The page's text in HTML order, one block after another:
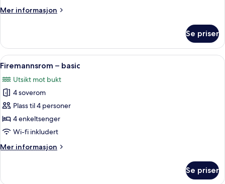
Mer informasjon
Mer
–
basic
Se priser
Åpne
alle
bildene
av
Firemannsrom
–
basic
Safe på rommet, blendingsgardiner
1
Firemannsrom – basic
Utsikt mot bukt
4 soverom
Plass til 4 personer
4 enkeltsenger
Wi-fi inkludert
Mer informasjon
Mer
Se priser